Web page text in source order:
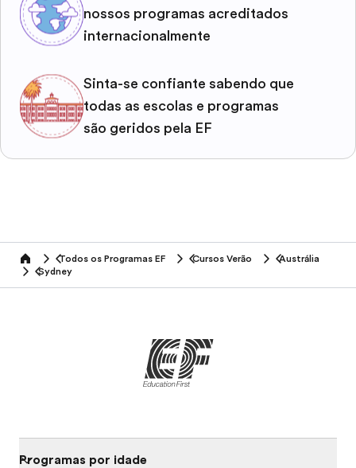
nossos programas acreditados
internacionalmente
Sinta-se confiante sabendo que
todas as escolas e programas
são geridos pela EF
home Todos os Programas EF Cursos Verão
Austrália
Sydney
Programas por idade